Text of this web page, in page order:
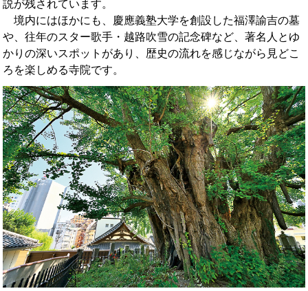
説が残されています。
境内にはほかにも、慶應義塾大学を創設した福澤諭吉の墓
や、往年のスター歌手・越路吹雪の記念碑など、著名人とゆ
かりの深いスポットがあり、歴史の流れを感じながら見どこ
ろを楽しめる寺院です。